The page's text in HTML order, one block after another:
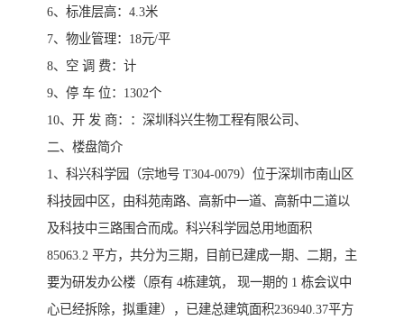
6、标准层高：4.3米
7、物业管理：18元/平
8、空 调 费：计
9、停 车 位：1302个
10、开 发 商：：深圳科兴生物工程有限公司、
二、楼盘简介
1、科兴科学园（宗地号 T304-0079）位于深圳市南山区
科技园中区，由科苑南路、高新中一道、高新中二道以
及科技中三路围合而成。科兴科学园总用地面积
85063.2 平方，共分为三期，目前已建成一期、二期，主
要为研发办公楼（原有 4栋建筑， 现一期的 1 栋会议中
心已经拆除，拟重建），已建总建筑面积236940.37平方